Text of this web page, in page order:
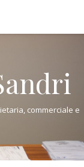
commerciale e